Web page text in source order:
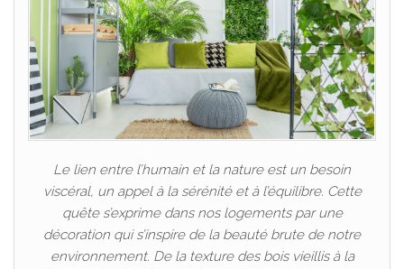
Le lien entre l’humain et la nature est un besoin
viscéral, un appel à la sérénité et à l’équilibre. Cette
quête s’exprime dans nos logements par une
décoration qui s’inspire de la beauté brute de notre
environnement. De la texture des bois vieillis à la